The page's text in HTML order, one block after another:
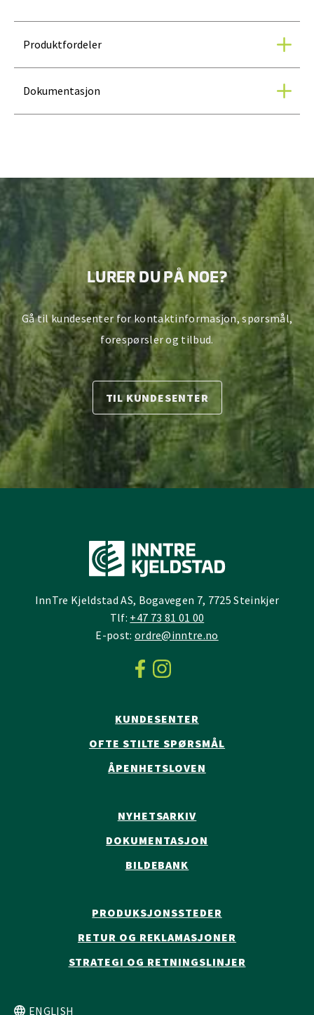
Produktfordeler
Dokumentasjon
LURER DU PÅ NOE?
Gå til kundesenter for kontaktinformasjon, spørsmål,
forespørsler og tilbud.
TIL KUNDESENTER
InnTre Kjeldstad AS, Bogavegen 7, 7725 Steinkjer
Tlf: +47 73 81 01 00
E-post: ordre@inntre.no
KUNDESENTER
OFTE STILTE SPØRSMÅL
ÅPENHETSLOVEN
NYHETSARKIV
DOKUMENTASJON
BILDEBANK
PRODUKSJONSSTEDER
RETUR OG REKLAMASJONER
STRATEGI OG RETNINGSLINJER
ENGLISH